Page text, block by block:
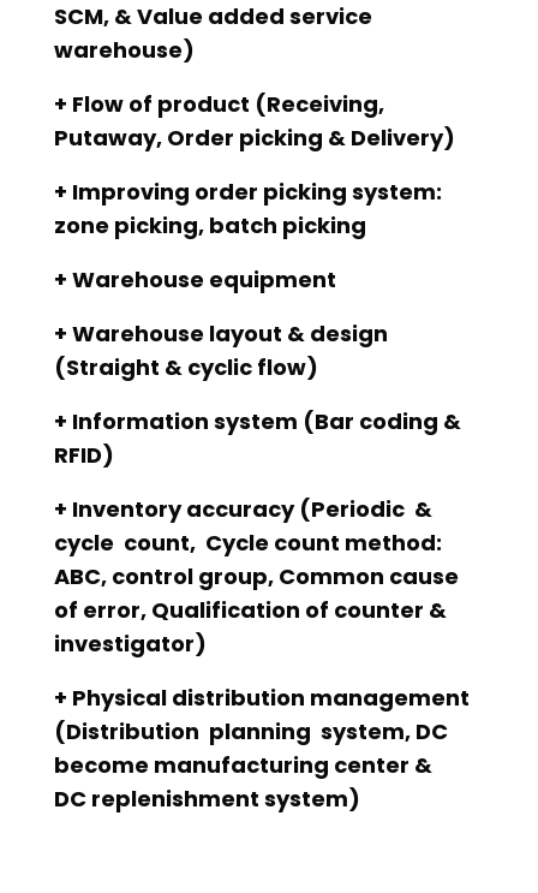
SCM, & Value added service
warehouse)
+ Flow of product (Receiving,
Putaway, Order picking & Delivery)
+ Improving order picking system:
zone picking, batch picking
+ Warehouse equipment
+ Warehouse layout & design
(Straight & cyclic flow)
+ Information system (Bar coding &
RFID)
+ Inventory accuracy (Periodic &
cycle count, Cycle count method:
ABC, control group, Common cause
of error, Qualification of counter &
investigator)
+ Physical distribution management
(Distribution planning system, DC
become manufacturing center &
DC replenishment system)